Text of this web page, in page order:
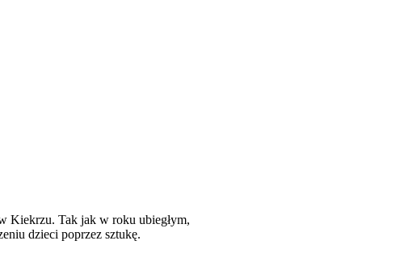
Kiekrzu. Tak jak w roku ubiegłym,
dzieci poprzez sztukę.